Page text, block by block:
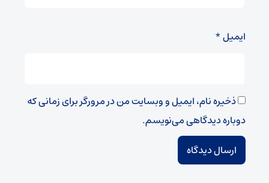
ایمیل*
ذخیره نام، ایمیل و وبسایت من در مرورگر برای زمانی که
دوباره دیدگاهی می‌نویسم.